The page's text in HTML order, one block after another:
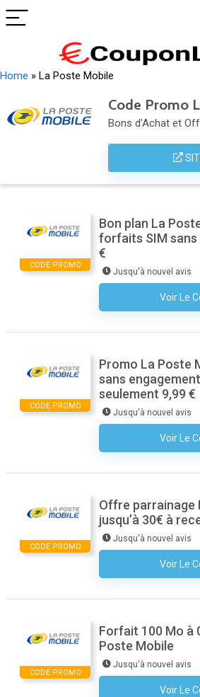
Home » La Poste Mobile
Code Promo
Bons d'Achat et
CODE PROMO
Bon plan La
forfaits SIM sans
€
Jusqu'à nouvel avis
Voir Le
Aucun
CODE PROMO
Promo La Poste
sans
seulement 9,99 €
Jusqu'à nouvel avis
Voir Le
Aucun
CODE PROMO
Offre parrainage
jusqu’à 30€ à
Jusqu'à nouvel avis
Voir Le
Aucun
CODE PROMO
Forfait 100 Mo à
Poste Mobile
Jusqu'à nouvel avis
Voir Le
Aucun